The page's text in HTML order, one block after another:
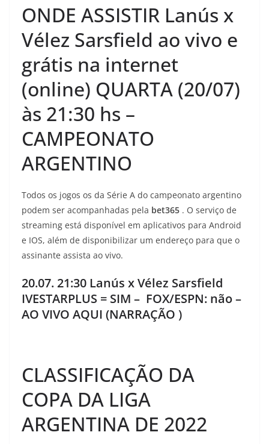
ONDE ASSISTIR Lanús x
Vélez Sarsfield ao vivo e
grátis na internet
(online) QUARTA (20/07)
às 21:30 hs –
CAMPEONATO
ARGENTINO
Todos os jogos os da Série A do campeonato argentino
podem ser acompanhadas pela bet365 . O serviço de
streaming está disponível em aplicativos para Android
e IOS, além de disponibilizar um endereço para que o
assinante assista ao vivo.
20.07. 21:30 Lanús x Vélez Sarsfield
IVESTARPLUS = SIM – FOX/ESPN: não –
AO VIVO AQUI (NARRAÇÃO )
CLASSIFICAÇÃO DA
COPA DA LIGA
ARGENTINA DE 2022